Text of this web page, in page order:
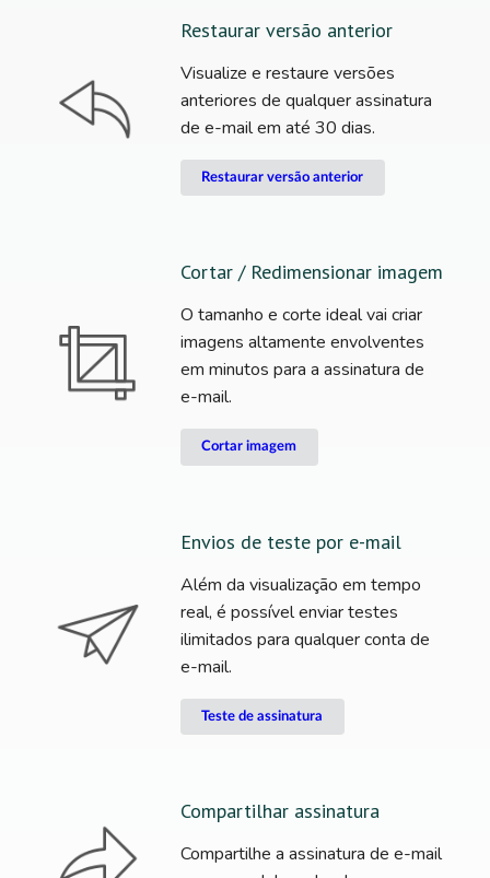
Restaurar versão anterior
Visualize e restaure versões
anteriores de qualquer assinatura
de e-mail em até 30 dias.
Restaurar versão anterior
Cortar / Redimensionar imagem
O tamanho e corte ideal vai criar
imagens altamente envolventes
em minutos para a assinatura de
e-mail.
Cortar imagem
Envios de teste por e-mail
Além da visualização em tempo
real, é possível enviar testes
ilimitados para qualquer conta de
e-mail.
Teste de assinatura
Compartilhar assinatura
Compartilhe a assinatura de e-mail